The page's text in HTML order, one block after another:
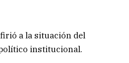
a la situación del
institucional.